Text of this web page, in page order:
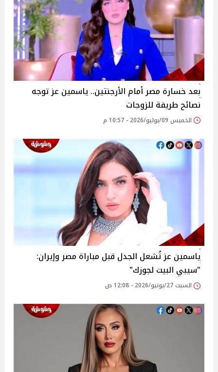
بعد خسارة مصر أمام الأرجنتين.. ياسمين عز توجه
نصائح طريفة للزوجات
الخميس 09/يوليو/2026 - 10:57 م
ياسمين عز تُشعل الجدل قبل مباراة مصر وإيران:
"سيبي البيت لجوزك"
السبت 27/يونيو/2026 - 12:08 ص